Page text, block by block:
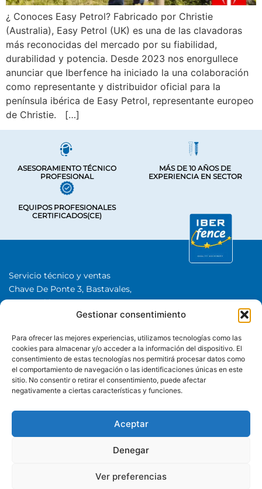
Gestionar consentimiento
Para ofrecer las mejores experiencias, utilizamos tecnologías como las
cookies para almacenar y/o acceder a la información del dispositivo. El
consentimiento de estas tecnologías nos permitirá procesar datos como
el comportamiento de navegación o las identificaciones únicas en este
sitio. No consentir o retirar el consentimiento, puede afectar
negativamente a ciertas características y funciones.
Aceptar
Denegar
Ver preferencias
¿ Conoces Easy Petrol? Fabricado por Christie
(Australia), Easy Petrol (UK) es una de las clavadoras
más reconocidas del mercado por su fiabilidad,
durabilidad y potencia. Desde 2023 nos enorgullece
anunciar que Iberfence ha iniciado la una colaboración
como representante y distribuidor oficial para la
península ibérica de Easy Petrol, representante europeo
de Christie. […]
ASESORAMIENTO TÉCNICO
PROFESIONAL
MÁS DE 10 AÑOS DE
EXPERIENCIA EN SECTOR
EQUIPOS PROFESIONALES
CERTIFICADOS(CE)
Servicio técnico y ventas
Chave De Ponte 3, Bastavales,
15280 Brión, A Coruña
Iberfence SL I NIF: B74417890
SOBRE NOSOTROS
CATEGORÍAS
derechos reservados.